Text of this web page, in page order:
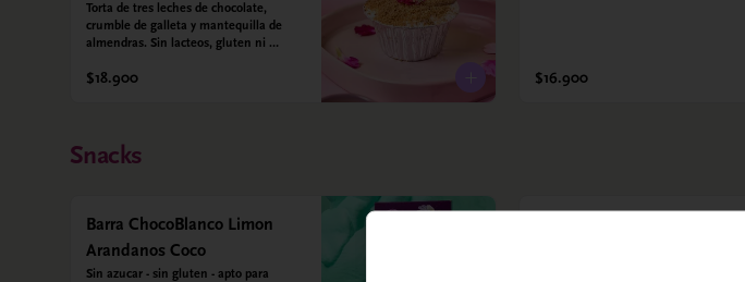
Torta de tres leches de chocolate,
crumble de galleta y mantequilla de
almendras. Sin lacteos, gluten ni
$18.900 $16.900
Snacks
Barra ChocoBlanco Limon
Arandanos Coco
Sin azucar - sin gluten - apto para